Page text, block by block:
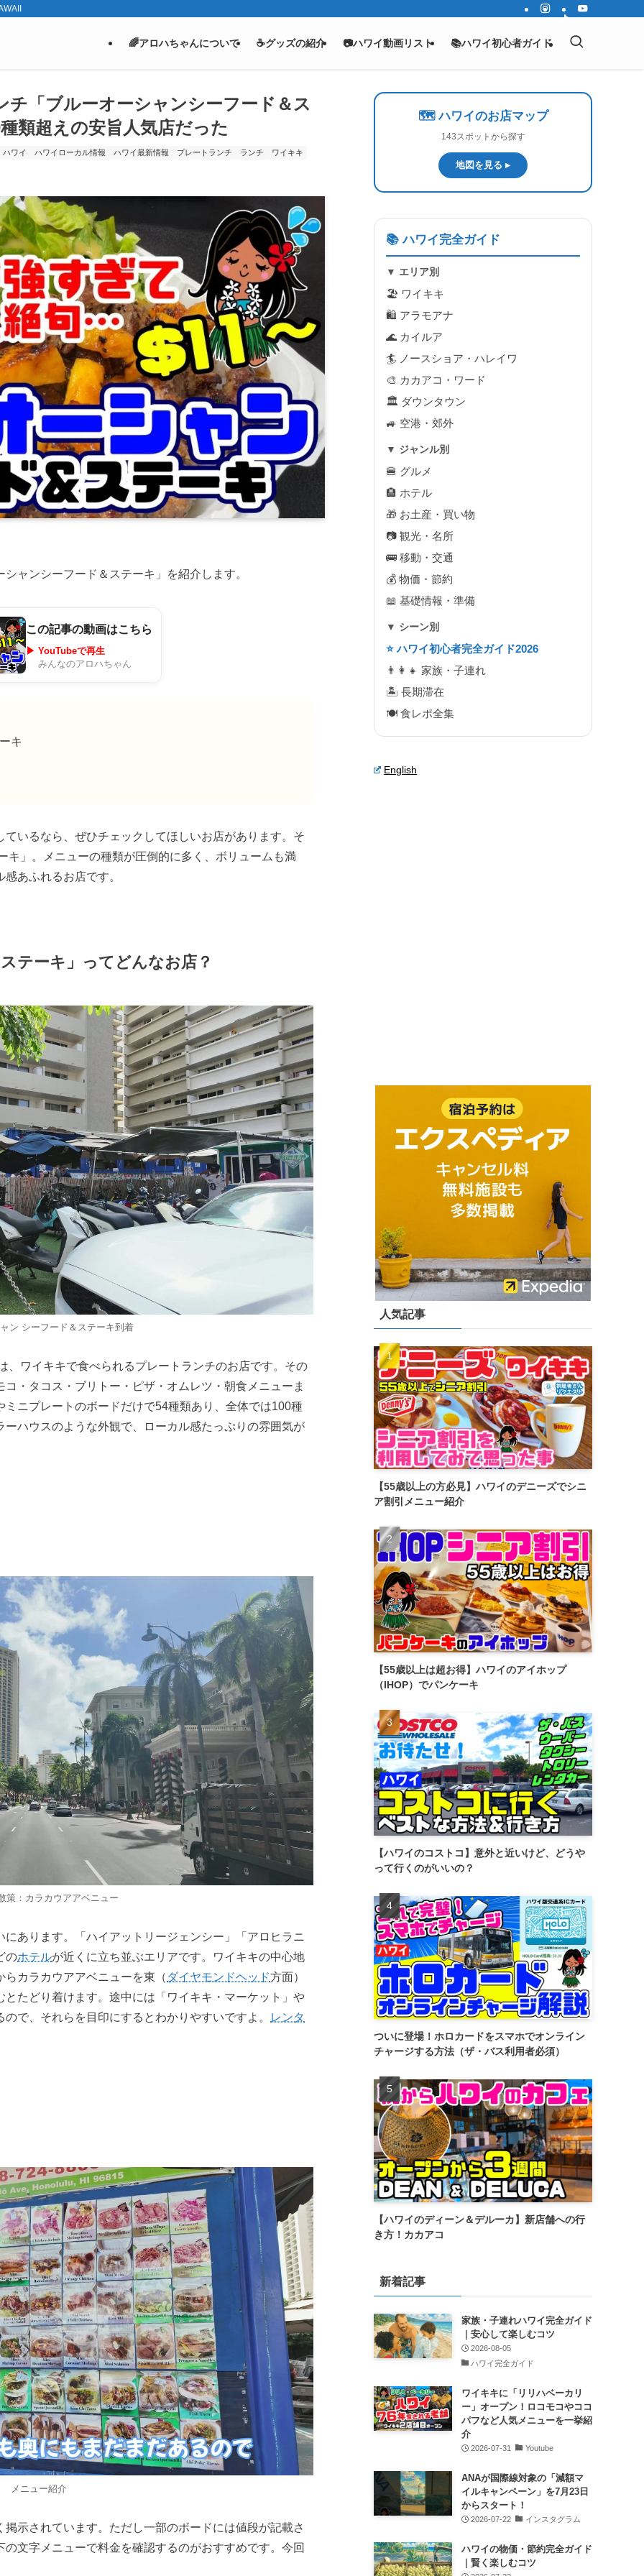
🌈アロハちゃんについて ☕グッズの紹介 📷ハワイ動画リスト 📚ハワイ初心者ガイド
「ブルーオーシャンシーフード＆ス
類超えの安旨人気店だった
ハワイ ハワイローカル情報 ハワイ最新情報 プレートランチ ランチ ワイキキ
ャンシーフード＆ステーキ」を紹介します。
この記事の動画はこちら
▶ YouTubeで再生
みんなのアロハちゃん
キ
いるなら、ぜひチェックしてほしいお店があります。そ
キ」。メニューの種類が圧倒的に多く、ボリュームも満
あふれるお店です。
テーキ」ってどんなお店？
ン シーフード＆ステーキ到着
、ワイキキで食べられるプレートランチのお店です。その
・タコス・ブリトー・ピザ・オムレツ・朝食メニューま
ニプレートのボードだけで54種類あり、全体では100種
ハウスのような外観で、ローカル感たっぷりの雰囲気が
策：カラカウアアベニュー
あります。「ハイアットリージェンシー」「アロヒラニ
のホテルが近くに立ち並ぶエリアです。ワイキキの中心地
カラカウアアベニューを東（ ダイヤモンドヘッド方面）
たどり着けます。途中には「ワイキキ・マーケット」や
で、それらを目印にするとわかりやすいですよ。
レンタ
メニュー紹介
示されています。ただし一部のボードには値段が記載さ
文字メニューで料金を確認するのがおすすめです。今回
🗺️ ハワイのお店マップ
143スポットから探す
地図を見る ▸
📚 ハワイ完全ガイド
▼ エリア別
🏖 ワイキキ
🛍 アラモアナ
🌊 カイルア
🏄 ノースショア・ハレイワ
🎨 カカアコ・ワード
🏛 ダウンタウン
🚙 空港・郊外
▼ ジャンル別
🍔 グルメ
🏨 ホテル
🎁 お土産・買い物
📷 観光・名所
🚌 移動・交通
💰 物価・節約
📖 基礎情報・準備
▼ シーン別
⭐ ハワイ初心者完全ガイド2026
👨‍👩‍👧 家族・子連れ
🏝 長期滞在
🍽 食レポ全集
English
人気記事
【55歳以上の方必見】ハワイのデニーズでシニ
ア割引メニュー紹介
【55歳以上は超お得】ハワイのアイホップ
（IHOP）でパンケーキ
【ハワイのコストコ】意外と近いけど、どうや
って行くのがいいの？
ついに登場！ホロカードをスマホでオンライン
チャージする方法（ザ・バス利用者必須）
【ハワイのディーン＆デルーカ】新店舗への行
き方！カカアコ
新着記事
家族・子連れハワイ完全ガイド
｜安心して楽しむコツ
2026-08-05
ハワイ完全ガイド
ワイキキに「リリハベーカリ
ー」オープン！ロコモコやココ
パフなど人気メニューを一挙紹
介
2026-07-31 Youtube
ANAが国際線対象の「減額マ
イルキャンペーン」を7月23日
からスタート！
2026-07-22 インスタグラム
ハワイの物価・節約完全ガイド
｜賢く楽しむコツ